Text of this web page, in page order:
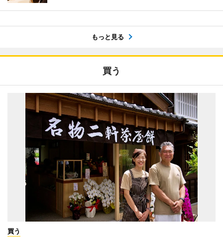
もっと見る
買う
買う